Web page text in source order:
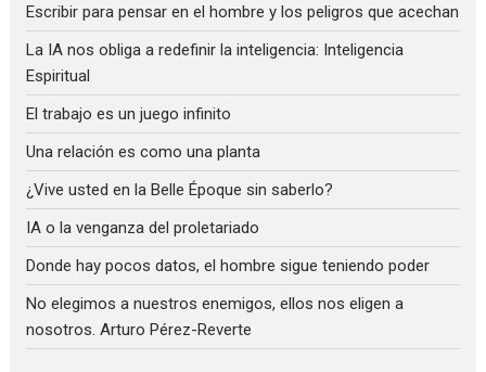
Escribir para pensar en el hombre y los peligros que acechan
La IA nos obliga a redefinir la inteligencia: Inteligencia
Espiritual
El trabajo es un juego infinito
Una relación es como una planta
¿Vive usted en la Belle Époque sin saberlo?
IA o la venganza del proletariado
Donde hay pocos datos, el hombre sigue teniendo poder
No elegimos a nuestros enemigos, ellos nos eligen a
nosotros. Arturo Pérez-Reverte